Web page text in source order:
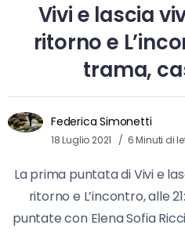
Vivi e lascia
ritorno e
trama,
Federica Simonetti
18 Luglio 2021 6 Minuti di
La prima puntata di Vivi e
ritorno e L’incontro, alle
puntate con Elena Sofia